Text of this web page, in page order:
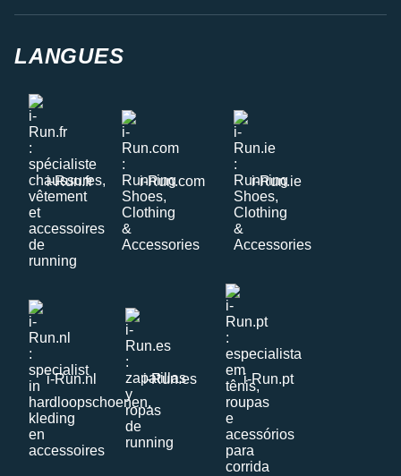
LANGUES
i-Run.fr i-Run.com i-Run.ie
i-Run.nl i-Run.es i-Run.pt